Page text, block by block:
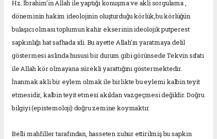
Hz. İbrahim’in Allah ile yaptığı konuşma ve akli sorgulama ,
döneminin hakim ideolojinin oluşturduğu körlük,bu körlüğün
bulaşıcı olması toplumun kahir ekserinin ideolojik putperest
sapkınlığı hat safhada idi. Bu ayette Allah’ın yaratmaya delil
göstermesi aslında hususi bir durum gibi görünsede Tekvin sıfatı
ile Allah kör olmayana sürekli yarattığını göstermektedir.
İnanmak akli bir eylem olmak ile birlikte bu eylemi kalbin teyit
etmesidir, kalbin teyit etmesi akıldan vazgeçmesi değildir. Doğru
bilgiyi (epistemoloji) doğru zemine koymaktır.
Belli mahfiller tarafından, hasseten zuhur ettirilmiş bu sapkın